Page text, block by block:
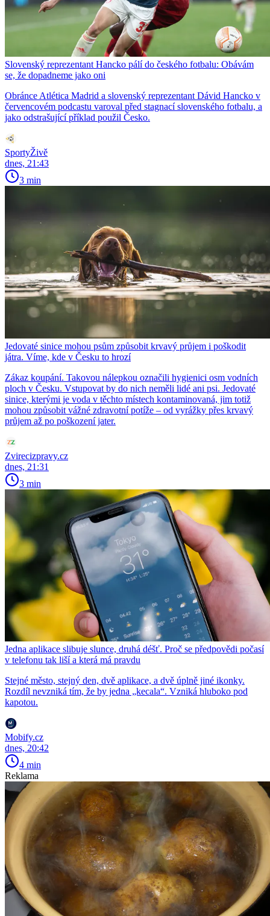
Slovenský reprezentant Hancko pálí do českého fotbalu: Obávám
se, že dopadneme jako oni
Obránce Atlética Madrid a slovenský reprezentant Dávid Hancko v
červencovém podcastu varoval před stagnací slovenského fotbalu, a
jako odstrašující příklad použil Česko.
SportyŽivě
dnes, 21:43
3 min
Jedovaté sinice mohou psům způsobit krvavý průjem i poškodit
játra. Víme, kde v Česku to hrozí
Zákaz koupání. Takovou nálepkou označili hygienici osm vodních
ploch v Česku. Vstupovat by do nich neměli lidé ani psi. Jedovaté
sinice, kterými je voda v těchto místech kontaminovaná, jim totiž
mohou způsobit vážné zdravotní potíže – od vyrážky přes krvavý
průjem až po poškození jater.
Zvirecizpravy.cz
dnes, 21:31
3 min
Jedna aplikace slibuje slunce, druhá déšť. Proč se předpovědi počasí
v telefonu tak liší a která má pravdu
Stejné město, stejný den, dvě aplikace, a dvě úplně jiné ikonky.
Rozdíl nevzniká tím, že by jedna „kecala“. Vzniká hluboko pod
kapotou.
Mobify.cz
dnes, 20:42
4 min
Reklama